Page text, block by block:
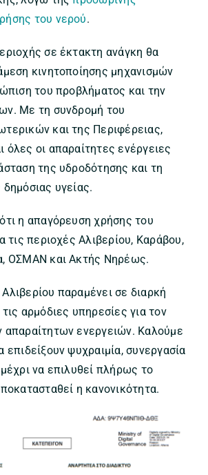
του νερού.
σε έκτακτη ανάγκη θα
κινητοποίησης μηχανισμών
του προβλήματος και την
Με τη συνδρομή του
και της Περιφέρειας,
όλες οι απαραίτητες ενέργειες
της υδροδότησης και τη
υγείας.
η απαγόρευση χρήσης του
τις περιοχές Αλιβερίου, Καράβου,
ΟΣΜΑΝ και Ακτής Νηρέως.
παραμένει σε διαρκή
αρμόδιες υπηρεσίες για τον
απαραίτητων ενεργειών. Καλούμε
επιδείξουν ψυχραιμία, συνεργασία
να επιλυθεί πλήρως το
η κανονικότητα.